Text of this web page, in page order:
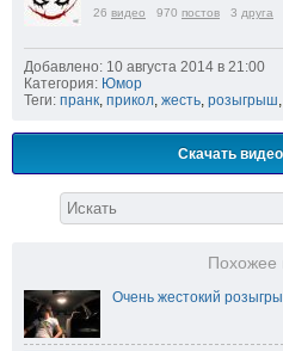
26 видео 970 постов 3 друга
Добавлено: 10 августа 2014 в 21:00
Категория: Юмор
Теги: пранк прикол жесть розыгрыш
Скачать
Похожее
Очень жестокий